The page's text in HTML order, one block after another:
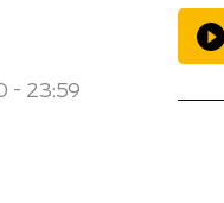
- 23:59